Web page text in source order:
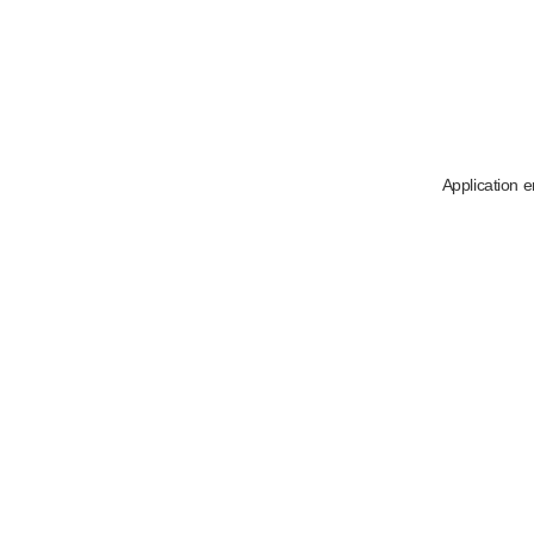
Application